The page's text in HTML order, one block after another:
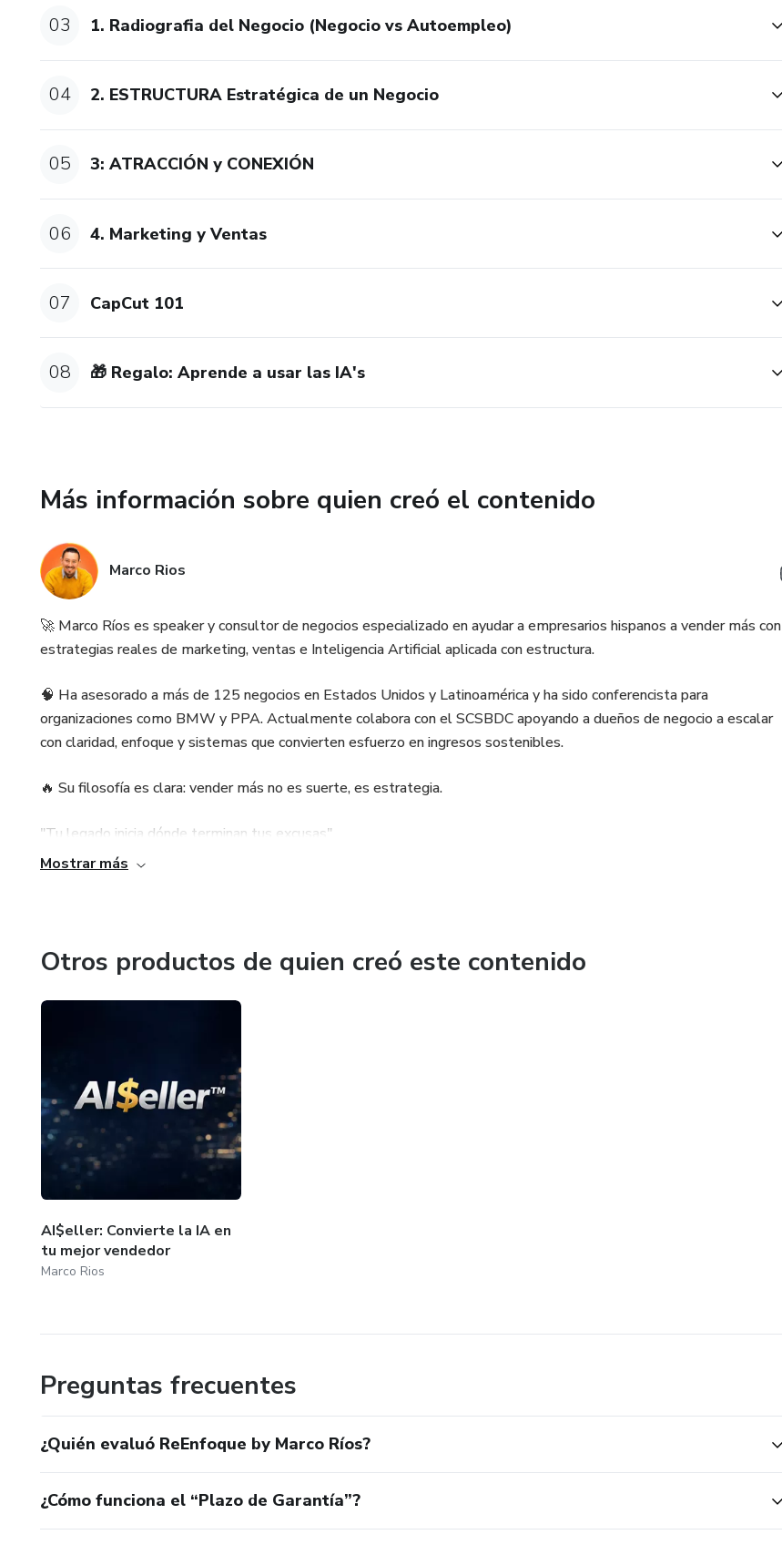
03 1. Radiografia del Negocio (Negocio vs Autoempleo)
04 2. ESTRUCTURA Estratégica de un Negocio
05 3: ATRACCIÓN y CONEXIÓN
06 4. Marketing y Ventas
07 CapCut 101
08 🎁 Regalo: Aprende a usar las IA's
Más información sobre quien creó el contenido
Marco Rios
🚀 Marco Ríos es speaker y consultor de negocios especializado en ayudar a empresarios hispanos a vender más con
estrategias reales de marketing, ventas e Inteligencia Artificial aplicada con estructura.
🧠 Ha asesorado a más de 125 negocios en Estados Unidos y Latinoamérica y ha sido conferencista para
organizaciones como BMW y PPA. Actualmente colabora con el SCSBDC apoyando a dueños de negocio a escalar
con claridad, enfoque y sistemas que convierten esfuerzo en ingresos sostenibles.
🔥 Su filosofía es clara: vender más no es suerte, es estrategia.
"Tu legado inicia dónde terminan tus excusas"
Mostrar más
Otros productos de quien creó este contenido
AI$eller: Convierte la IA en
tu mejor vendedor
Marco Rios
Preguntas frecuentes
¿Quién evaluó ReEnfoque by Marco Ríos?
¿Cómo funciona el “Plazo de Garantía”?